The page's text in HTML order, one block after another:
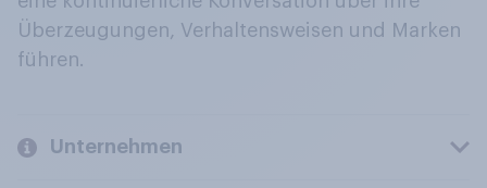
Überzeugungen, Verhaltensweisen und Marken
führen.
Unternehmen